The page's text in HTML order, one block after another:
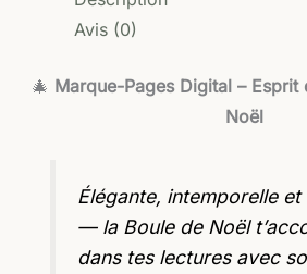
Avis (0)
🎄 Marque-Pages Digital – Esprit
Noël
Élégante, intemporelle
— la Boule de Noël
dans tes lectures avec